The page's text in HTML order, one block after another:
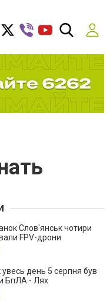
Слов'янськ чотири
FPV-дрони
день 5 серпня був
БпЛА - Лях